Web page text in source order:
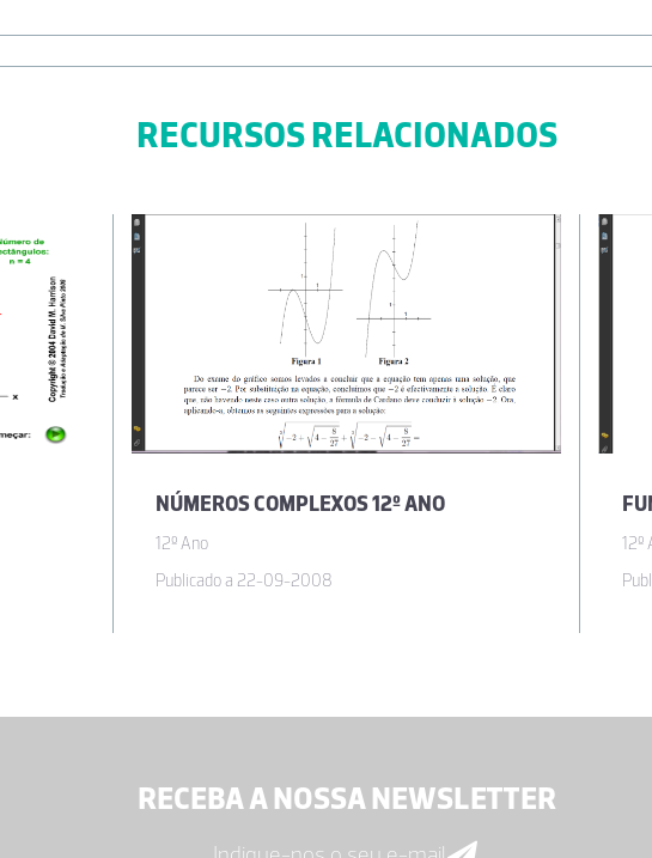
RECURSOS RELACIONADOS
NÚMEROS COMPLEXOS 12º ANO
12º Ano
Publicado a 22-09-2008
12º
RECEBA A NOSSA NEWSLETTER